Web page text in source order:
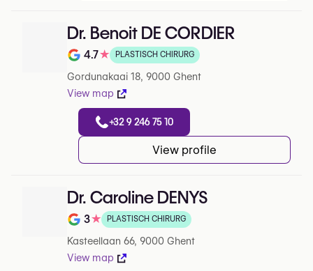
Dr. Benoit DE CORDIER
Note de 4.7 sur 5 sur Google
4.7★ PLASTISCH CHIRURG
Gordunakaai 18, 9000 Ghent
View map
+32 9 246 75 10
View profile
Dr. Caroline DENYS
Note de 3 sur 5 sur Google
3★ PLASTISCH CHIRURG
Kasteellaan 66, 9000 Ghent
View map